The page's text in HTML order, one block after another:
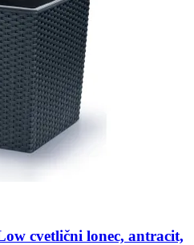
cvetlični lonec, antracit,